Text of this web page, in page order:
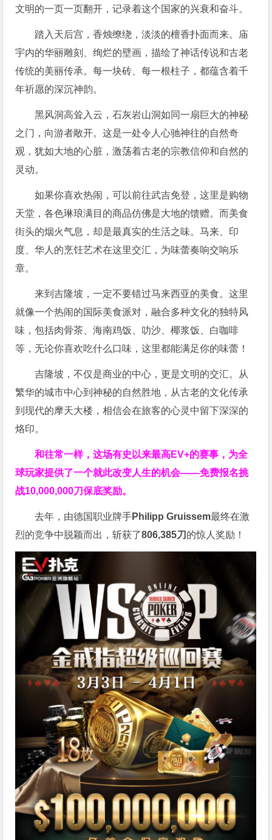
文明的一页一页翻开，记录着这个国家的兴衰和奋斗。
踏入天后宫，香烛缭绕，淡淡的檀香扑面而来。庙
宇内的华丽雕刻、绚烂的壁画，描绘了神话传说和古老
传统的美丽传承。每一块砖、每一根柱子，都蕴含着千
年祈愿的深沉神韵。
黑风洞高耸入云，石灰岩山洞如同一扇巨大的神秘
之门，向游者敞开。这是一处令人心驰神往的自然奇
观，犹如大地的心脏，激荡着古老的宗教信仰和自然的
灵动。
如果你喜欢热闹，可以前往武吉免登，这里是购物
天堂，各色琳琅满目的商品仿佛是大地的馈赠。而美食
街头的烟火气息，却是最真实的生活之味。马来、印
度、华人的烹饪艺术在这里交汇，为味蕾奏响交响乐
章。
来到吉隆坡，一定不要错过马来西亚的美食。这里
就像一个热闹的国际美食派对，融合多种文化的独特风
味，包括肉骨茶、海南鸡饭、叻沙、椰浆饭、白咖啡
等，无论你喜欢吃什么口味，这里都能满足你的味蕾！
吉隆坡，不仅是商业的中心，更是文明的交汇。从
繁华的城市中心到神秘的自然胜地，从古老的文化传承
到现代的摩天大楼，相信会在旅客的心灵中留下深深的
烙印。
和往常一样，这场有史以来最高EV+的赛事，为全
球玩家提供了一个就此改变人生的机会——免费报名挑
战10,000,000刀保底奖励。
去年，由德国职业牌手Philipp Gruissem最终在激
烈的竞争中脱颖而出，斩获了806,385刀 的惊人奖励！